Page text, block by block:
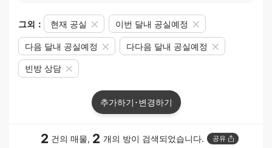
그외： 현재 공실 이번 달내 공실예정
다음 달내 공실예정 다다음 달내 공실예정
빈방 상담
추가하기･변경하기
2 건의 매물, 2 개의 방이 검색되었습니다. 공유